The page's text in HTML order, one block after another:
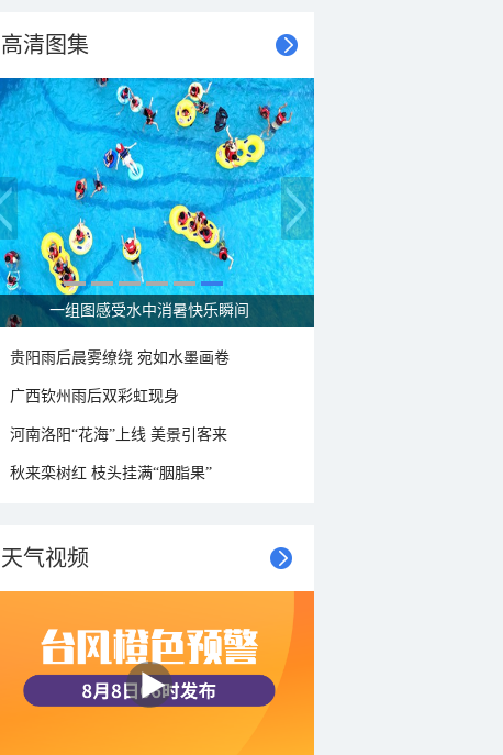
高清图集
一组图感受水中消暑快乐瞬间
贵阳雨后晨雾缭绕 宛如水墨画卷
广西钦州雨后双彩虹现身
河南洛阳“花海”上线 美景引客来
秋来栾树红 枝头挂满“胭脂果”
天气视频